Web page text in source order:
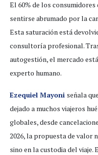
El 60% de los
sentirse abrumado por la
Esta saturación está
consultoría profesional.
autogestión, el mercado
experto humano.
Ezequiel Mayoni señala
dejado a muchos viajeros
globales, desde
2026, la propuesta de valor
sino en la custodia del